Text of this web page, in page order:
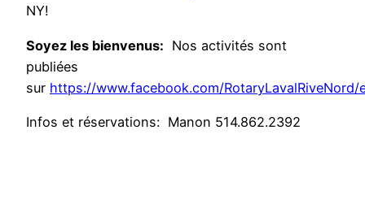
NY!
Soyez les bienvenus: Nos activités sont
publiées
sur https://www.facebook.com/RotaryLavalRiveNord/
Infos et réservations: Manon 514.862.2392